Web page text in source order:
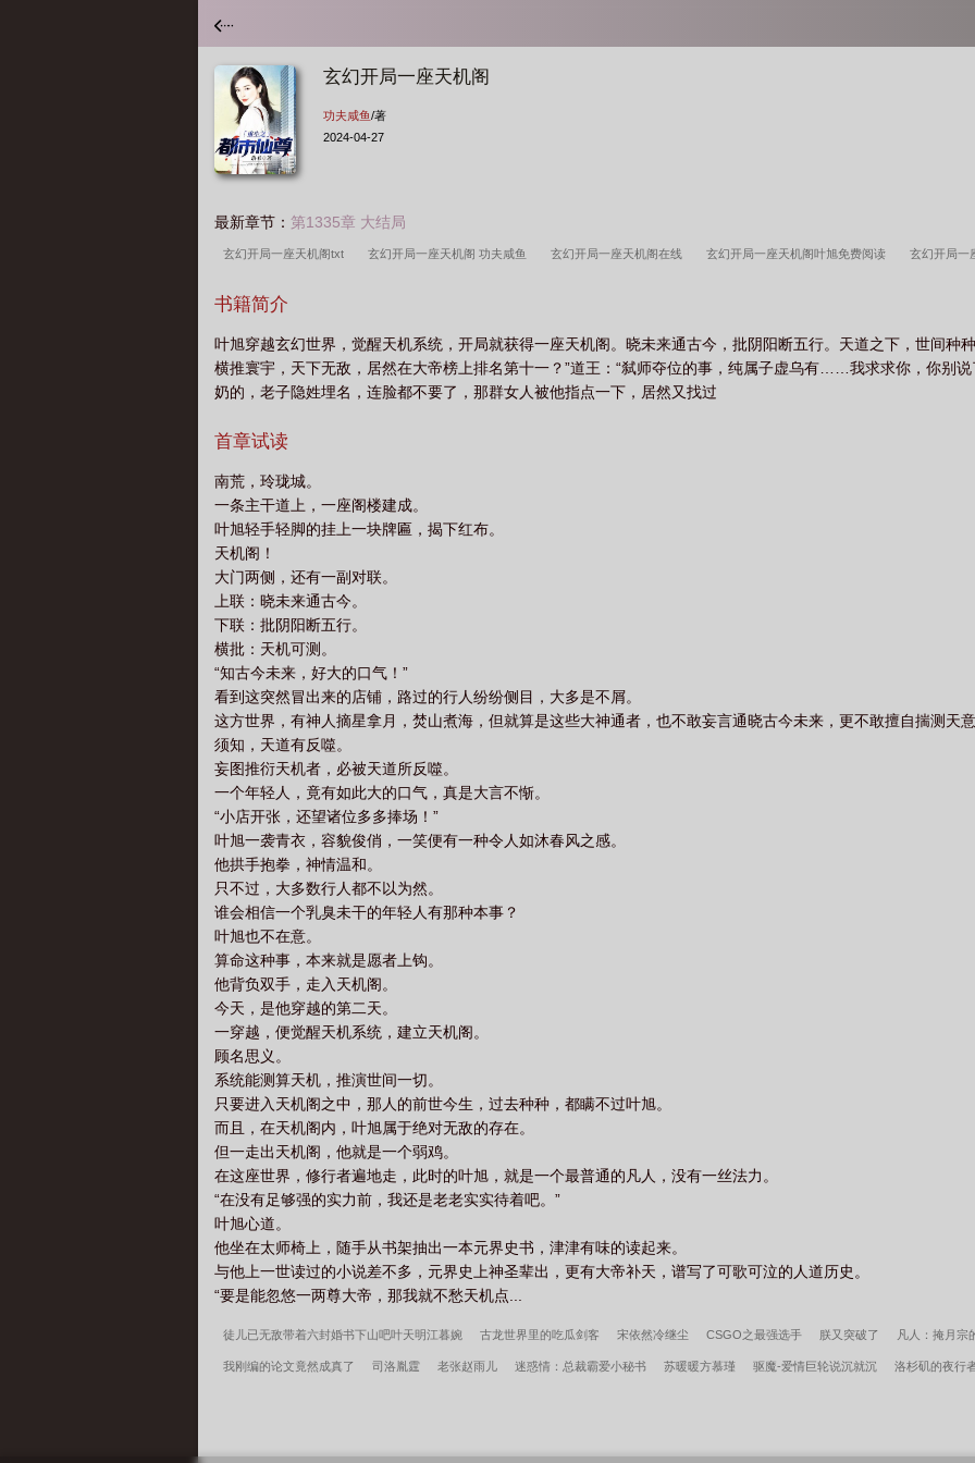
玄幻开局一座天机阁
功夫咸鱼/著
2024-04-27
最新章节： 第1335章 大结局
玄幻开局一座天机阁txt 玄幻开局一座天机阁 功夫咸鱼 玄幻开局一座天机阁在线 玄幻开局一座天机阁叶旭免费阅读 玄幻开局一
书籍简介
叶旭穿越玄幻世界，觉醒天机系统，开局就获得一座天机阁。晓未来通古今，批阴阳断五行。天道之下，世间种
横推寰宇，天下无敌，居然在大帝榜上排名第十一？”道王：“弑师夺位的事，纯属子虚乌有……我求求你，你别说
奶的，老子隐姓埋名，连脸都不要了，那群女人被他指点一下，居然又找过
首章试读
南荒，玲珑城。
一条主干道上，一座阁楼建成。
叶旭轻手轻脚的挂上一块牌匾，揭下红布。
天机阁！
大门两侧，还有一副对联。
上联：晓未来通古今。
下联：批阴阳断五行。
横批：天机可测。
“知古今未来，好大的口气！”
看到这突然冒出来的店铺，路过的行人纷纷侧目，大多是不屑。
这方世界，有神人摘星拿月，焚山煮海，但就算是这些大神通者，也不敢妄言通晓古今未来，更不敢擅自揣测天
须知，天道有反噬。
妄图推衍天机者，必被天道所反噬。
一个年轻人，竟有如此大的口气，真是大言不惭。
“小店开张，还望诸位多多捧场！”
叶旭一袭青衣，容貌俊俏，一笑便有一种令人如沐春风之感。
他拱手抱拳，神情温和。
只不过，大多数行人都不以为然。
谁会相信一个乳臭未干的年轻人有那种本事？
叶旭也不在意。
算命这种事，本来就是愿者上钩。
他背负双手，走入天机阁。
今天，是他穿越的第二天。
一穿越，便觉醒天机系统，建立天机阁。
顾名思义。
系统能测算天机，推演世间一切。
只要进入天机阁之中，那人的前世今生，过去种种，都瞒不过叶旭。
而且，在天机阁内，叶旭属于绝对无敌的存在。
但一走出天机阁，他就是一个弱鸡。
在这座世界，修行者遍地走，此时的叶旭，就是一个最普通的凡人，没有一丝法力。
“在没有足够强的实力前，我还是老老实实待着吧。”
叶旭心道。
他坐在太师椅上，随手从书架抽出一本元界史书，津津有味的读起来。
与他上一世读过的小说差不多，元界史上神圣辈出，更有大帝补天，谱写了可歌可泣的人道历史。
“要是能忽悠一两尊大帝，那我就不愁天机点...
徒儿已无敌带着六封婚书下山吧叶天明江暮婉 古龙世界里的吃瓜剑客 宋依然冷继尘 CSGO之最强选手 朕又突破了 凡人：掩月宗
我刚编的论文竟然成真了 司洛胤霆 老张赵雨儿 迷惑情：总裁霸爱小秘书 苏暖暖方慕瑾 驱魔-爱情巨轮说沉就沉 洛杉矶的夜行